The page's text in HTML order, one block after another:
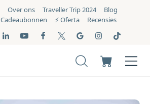
Over ons Traveller Trip 2024
Blog
Cadeaubonnen ⚡️ Oferta Recensies